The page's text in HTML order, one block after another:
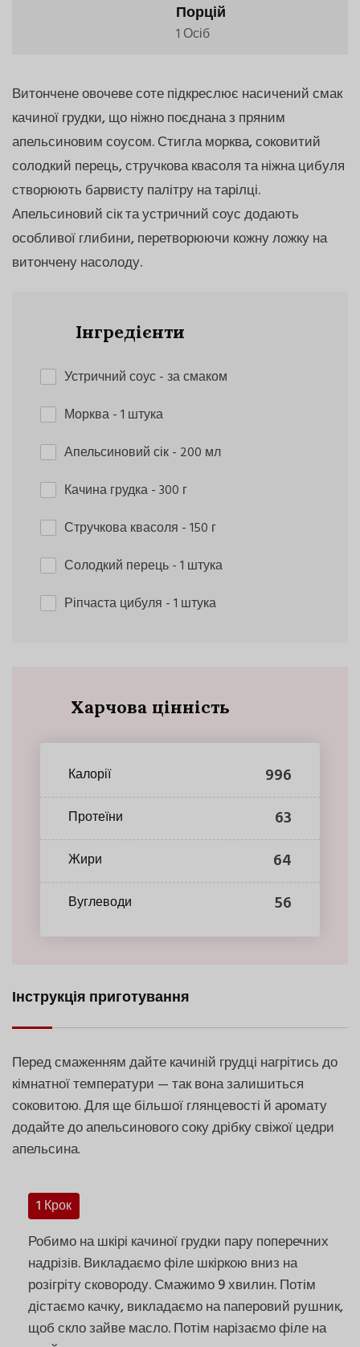
Порцій
1 Осіб
Витончене овочеве соте підкреслює насичений смак
качиної грудки, що ніжно поєднана з пряним
апельсиновим соусом. Стигла морква, соковитий
солодкий перець, стручкова квасоля та ніжна цибуля
створюють барвисту палітру на тарілці.
Апельсиновий сік та устричний соус додають
особливої глибини, перетворюючи кожну ложку на
витончену насолоду.
Інгредієнти
Устричний соус- за смаком
Морква- 1 штука
Апельсиновий сік- 200 мл
Качина грудка- 300 г
Стручкова квасоля - 150 г
Солодкий перець- 1 штука
Ріпчаста цибуля - 1 штука
Харчова цінність
Калорії 996
Протеїни 63
Жири 64
Вуглеводи 56
Інструкція приготування
Перед смаженням дайте качиній грудці нагрітись до
кімнатної температури — так вона залишиться
соковитою. Для ще більшої глянцевості й аромату
додайте до апельсинового соку дрібку свіжої цедри
апельсина.
1 Крок
Робимо на шкірі качиної грудки пару поперечних
надрізів. Викладаємо філе шкіркою вниз на
розігріту сковороду. Смажимо 9 хвилин. Потім
дістаємо качку, викладаємо на паперовий рушник,
щоб скло зайве масло. Потім нарізаємо філе на